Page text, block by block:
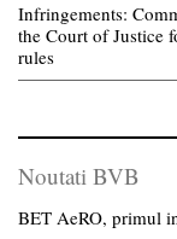
Infringements:
the Court of Justice
rules
Noutati BVB
BET AeRO, primul